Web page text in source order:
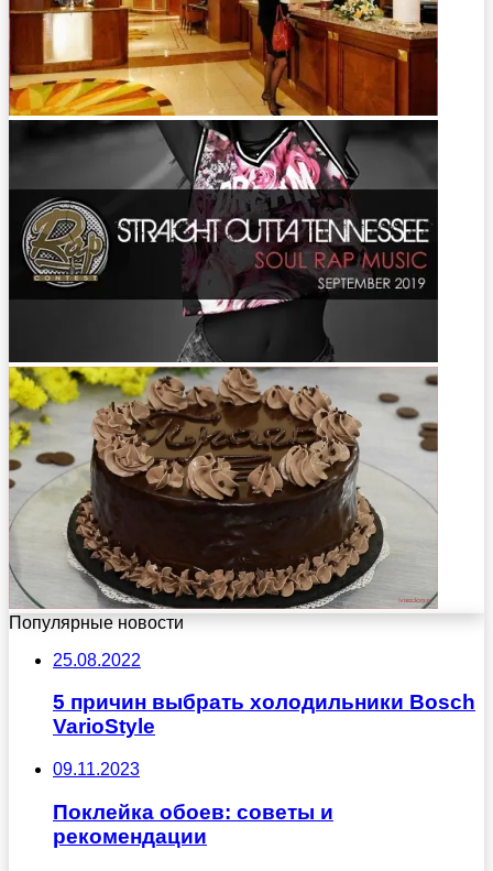
Популярные новости
25.08.2022
5 причин выбрать холодильники Bosch
VarioStyle
09.11.2023
Поклейка обоев: советы и
рекомендации